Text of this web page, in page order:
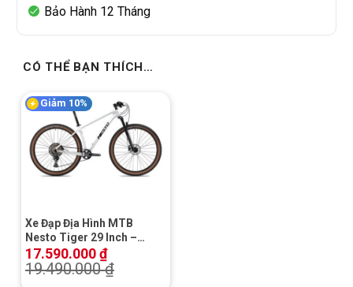
Bảo Hành 12 Tháng
CÓ THỂ BẠN THÍCH…
Giảm 10%
Xe Đạp Địa Hình MTB
Nesto Tiger 29 Inch –
Khung Carbon | Shimano
Deore | Phanh Dầu Giá Rẻ |
Khuyến mãi Hot
17.590.000₫
19.490.000₫